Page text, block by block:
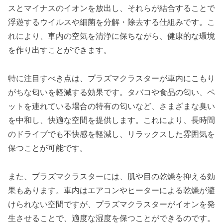
スとマイナスのイオンを放出し、それらが結合することで
浮遊するウイルスや細菌を分解・除去する仕組みです。こ
れにより、車内の空気を清浄に保ちながら、健康的な環境
を作り出すことができます。
特に注目すべき点は、プラズマクラスターが車内にこもり
がちな匂いを軽減する効果です。タバコや食品の匂い、ペ
ットを連れている場合の特有の匂いなど、さまざまな臭い
を中和し、快適な空間を提供します。これにより、長時間
のドライブでも不快感を軽減し、リラックスした雰囲気を
保つことが可能です。
また、プラズマクラスターには、肌や目の乾燥を抑える効
果もあります。車内はエアコンやヒーターによる乾燥が避
けられない空間ですが、プラズマクラスターがイオンを発
生させることで、適度な湿度を保つことができるのです。